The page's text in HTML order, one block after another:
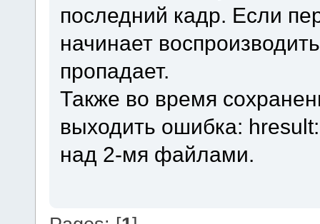
последний кадр. Если
начинает
пропадает.
Также во время
выходить ошибка:
над 2-мя файлами.